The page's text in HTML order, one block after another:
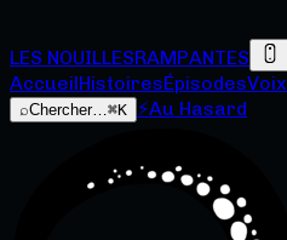
LES NOUILLESRAMPANTES
AccueilHistoiresÉpisodesVoix
⌕Chercher…⌘K ⚡Au Hasard